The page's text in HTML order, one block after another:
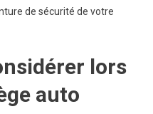
de sécurité de votre
lors
auto